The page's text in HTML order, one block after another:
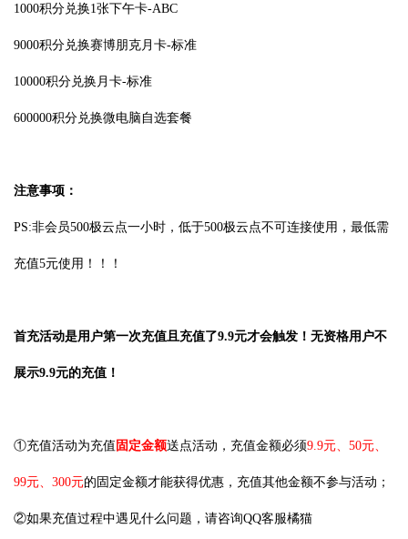
1000积分兑换1张下午卡-ABC
9000积分兑换赛博朋克月卡-标准
10000积分兑换月卡-标准
600000积分兑换微电脑自选套餐
注意事项：
PS:非会员500极云点一小时，低于500极云点不可连接使用，最低需
充值5元使用！！！
首充活动是用户第一次充值且充值了9.9元才会触发！无资格用户不
展示9.9元的充值！
①充值活动为充值 固定金额送点活动，充值金额必须9.9元、50元、
99元、300元的固定金额才能获得优惠，充值其他金额不参与活动；
②如果充值过程中遇见什么问题，请咨询QQ客服橘猫